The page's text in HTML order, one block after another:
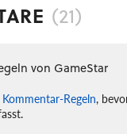
(21)
von GameStar
Kommentar-Regeln,